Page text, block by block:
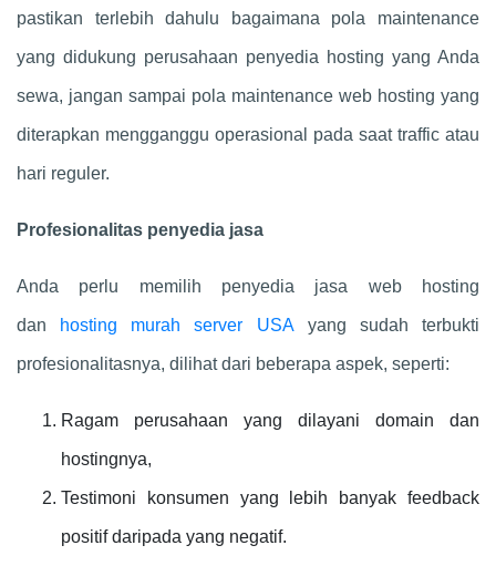
pastikan terlebih dahulu bagaimana pola maintenance
yang didukung perusahaan penyedia hosting yang Anda
sewa, jangan sampai pola maintenance web hosting yang
diterapkan mengganggu operasional pada saat traffic atau
hari reguler.
Profesionalitas penyedia jasa
Anda perlu memilih penyedia jasa web hosting
dan hosting murah server USAyang sudah terbukti
profesionalitasnya, dilihat dari beberapa aspek, seperti:
Ragam perusahaan yang dilayani domain dan
hostingnya,
Testimoni konsumen yang lebih banyak feedback
positif daripada yang negatif.